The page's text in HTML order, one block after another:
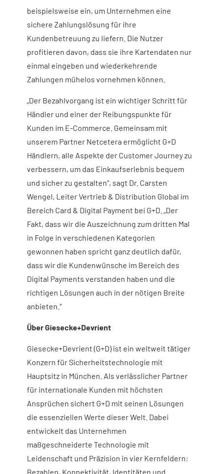
beispielsweise ein, um Unternehmen eine
sichere Zahlungslösung für ihre
Kundenbetreuung zu liefern. Die Nutzer
profitieren davon, dass sie ihre Kartendaten nur
einmal eingeben und wiederkehrende
Zahlungen mühelos vornehmen können.
„Der Bezahlvorgang ist ein wichtiger Schritt für
Händler und einer der Reibungspunkte für
Kunden im E-Commerce. Gemeinsam mit
unserem Partner Netcetera ermöglicht G+D
Händlern, alle Aspekte der Customer Journey zu
verbessern, um das Einkaufserlebnis bequem
und sicher zu gestalten“, sagt Dr. Carsten
Wengel, Leiter Vertrieb & Distribution Global im
Bereich Card & Digital Payment bei G+D. „Der
Fakt, dass wir die Auszeichnung zum dritten Mal
in Folge in verschiedenen Kategorien
gewonnen haben spricht ganz deutlich dafür,
dass wir die Kundenwünsche im Bereich des
Digital Payments verstanden haben und die
richtigen Lösungen auch in der nötigen Breite
anbieten.“
Über Giesecke+Devrient
Giesecke+Devrient (G+D) ist ein weltweit tätiger
Konzern für Sicherheitstechnologie mit
Hauptsitz in München. Als verlässlicher Partner
für internationale Kunden mit höchsten
Ansprüchen sichert G+D mit seinen Lösungen
die essenziellen Werte dieser Welt. Dabei
entwickelt das Unternehmen
maßgeschneiderte Technologie mit
Leidenschaft und Präzision in vier Kernfeldern:
Bezahlen, Konnektivität, Identitäten und